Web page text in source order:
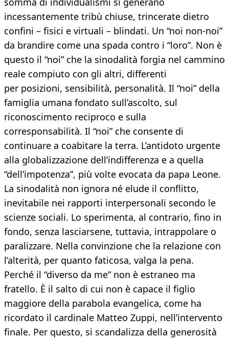
incessantemente tribù chiuse, trincerate dietro
confini – fisici e virtuali – blindati. Un “noi non-noi”
da brandire come una spada contro i “loro”. Non è
questo il “noi” che la sinodalità forgia nel cammino
reale compiuto con gli altri, differenti
per posizioni, sensibilità, personalità. Il “noi” della
famiglia umana fondato sull’ascolto, sul
riconoscimento reciproco e sulla
corresponsabilità. Il “noi” che consente di
continuare a coabitare la terra. L’antidoto urgente
alla globalizzazione dell’indifferenza e a quella
“dell’impotenza”, più volte evocata da papa Leone.
La sinodalità non ignora né elude il conflitto,
inevitabile nei rapporti interpersonali secondo le
scienze sociali. Lo sperimenta, al contrario, fino in
fondo, senza lasciarsene, tuttavia, intrappolare o
paralizzare. Nella convinzione che la relazione con
l’alterità, per quanto faticosa, valga la pena.
Perché il “diverso da me” non è estraneo ma
fratello. È il salto di cui non è capace il figlio
maggiore della parabola evangelica, come ha
ricordato il cardinale Matteo Zuppi, nell’intervento
finale. Per questo, si scandalizza della generosità